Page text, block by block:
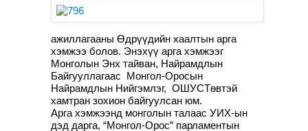
ажиллагааны Өдрүүдийн хаалтын арга
хэмжээ болов. Энэхүү арга хэмжээг
Монголын Энх тайван, Найрамдлын
Байгууллагаас Монгол-Оросын
Найрамдлын Нийгэмлэг, ОШУСТөвтэй
хамтран зохион байгуулсан юм.
Арга хэмжээнд монголын талаас УИХ-ын
дэд дарга, “Монгол-Орос” парламентын